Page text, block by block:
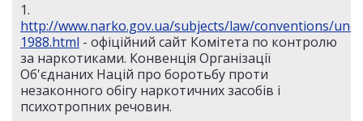
1.
http://www.narko.gov.ua/subjects/law/conventions/uno-
1988.html - офіційний сайт Комітета по контролю
за наркотиками. Конвенція Організації
Об'єднаних Націй про боротьбу проти
незаконного обігу наркотичних засобів і
психотропних речовин.